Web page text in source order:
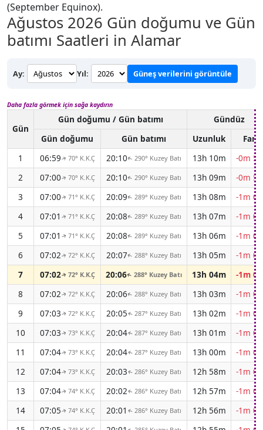
(September Equinox).
Ağustos 2026 Gün doğumu ve Gün
batımı Saatleri in Alamar
Ay: Yıl: Güneş verilerini görüntüle
Daha fazla görmek için sağa kaydırın
Gün
Gün doğumu / Gün batımı
Gündüz
Gün doğumu
Gün batımı Uzunluk
Fark
1
06:59↑ 70° K.K.Ç 20:10↑ 290° Kuzey Batı 13h 10m
-0m
2
07:00↑ 70° K.K.Ç 20:10↑ 290° Kuzey Batı 13h 09m
-0m
3
07:00↑ 71° K.K.Ç 20:09↑ 289° Kuzey Batı 13h 08m
-1m
4
07:01 ↑ 71° K.K.Ç 20:08↑ 289° Kuzey Batı 13h 07m
-1m
5
07:01 ↑ 71° K.K.Ç 20:08↑ 289° Kuzey Batı 13h 06m
-1m
6
07:02↑ 72° K.K.Ç 20:07↑ 288° Kuzey Batı 13h 05m
-1m
7
07:02↑ 72° K.K.Ç 20:06↑288° Kuzey Batı 13h 04m
-1m
8
07:02↑ 72° K.K.Ç 20:06↑ 288° Kuzey Batı 13h 03m
-1m
9
07:03↑ 72° K.K.Ç 20:05↑ 287° Kuzey Batı 13h 02m
-1m
10
07:03↑ 73° K.K.Ç 20:04↑ 287° Kuzey Batı 13h 01m
-1m
11
07:04↑ 73° K.K.Ç 20:04↑ 287° Kuzey Batı 13h 00m
-1m
12
07:04↑ 73° K.K.Ç 20:03↑ 286° Kuzey Batı 12h 58m
-1m
13
07:04↑ 74° K.K.Ç 20:02↑ 286° Kuzey Batı 12h 57m
-1m
14
07:05↑ 74° K.K.Ç 20:01 ↑ 286° Kuzey Batı 12h 56m
-1m